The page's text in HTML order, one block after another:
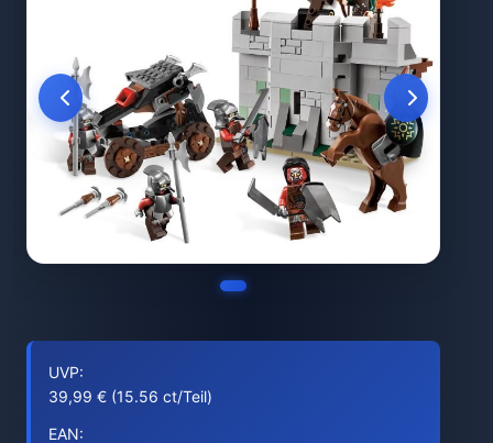
UVP:
39,99 € (15.56 ct/Teil)
EAN: